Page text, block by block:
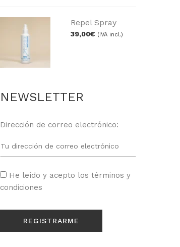
Repel Spray
39,00€ (IVA incl.)
NEWSLETTER
Dirección de correo electrónico:
He leído y acepto los términos y
condiciones